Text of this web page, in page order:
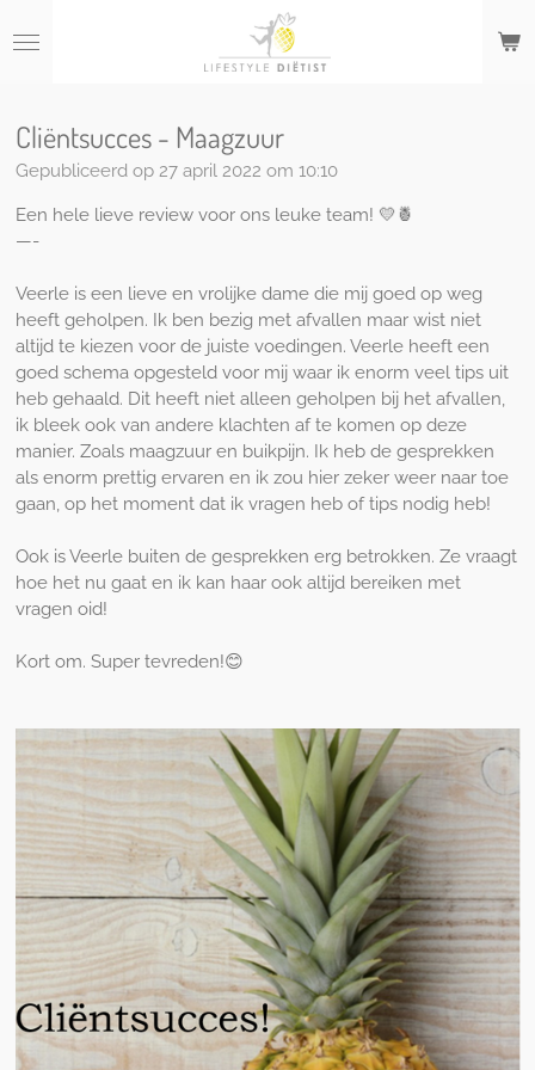
direct
hoofdinhoud
Cliëntsucces - Maagzuur
Gepubliceerd op 27 april 2022 om 10:10
Een hele lieve review voor ons leuke team! 💛🍍
—-
Veerle is een lieve en vrolijke dame die mij goed op weg
heeft geholpen. Ik ben bezig met afvallen maar wist niet
altijd te kiezen voor de juiste voedingen. Veerle heeft een
goed schema opgesteld voor mij waar ik enorm veel tips uit
heb gehaald. Dit heeft niet alleen geholpen bij het afvallen,
ik bleek ook van andere klachten af te komen op deze
manier. Zoals maagzuur en buikpijn. Ik heb de gesprekken
als enorm prettig ervaren en ik zou hier zeker weer naar toe
gaan, op het moment dat ik vragen heb of tips nodig heb!
Ook is Veerle buiten de gesprekken erg betrokken. Ze vraagt
hoe het nu gaat en ik kan haar ook altijd bereiken met
vragen oid!
Kort om. Super tevreden!😊